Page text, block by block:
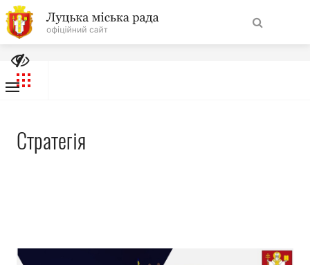
На
головну
Бюджет
Культура
Агропромисловий комплекс міської територіальної
громади
Перелік податкових агентів, які здійснюють справляння
туристичного збору на території Луцької МТГ
Стратегія